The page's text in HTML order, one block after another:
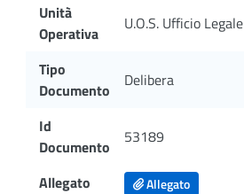
Unità
Operativa
U.O.S. Ufficio Legale
Tipo
Documento
Delibera
Id
Documento
53189
Allegato Allegato